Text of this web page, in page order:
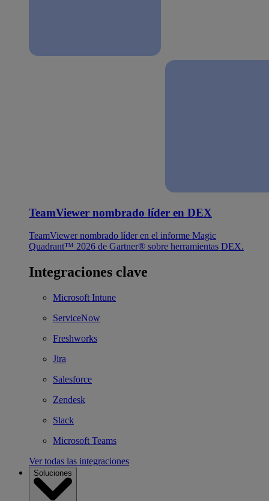
TeamViewer nombrado líder en DEX
TeamViewer nombrado líder en el informe Magic
Quadrant™ 2026 de Gartner® sobre herramientas DEX.
Integraciones clave
Microsoft Intune
ServiceNow
Freshworks
Jira
Salesforce
Zendesk
Slack
Microsoft Teams
Ver todas las integraciones
Soluciones